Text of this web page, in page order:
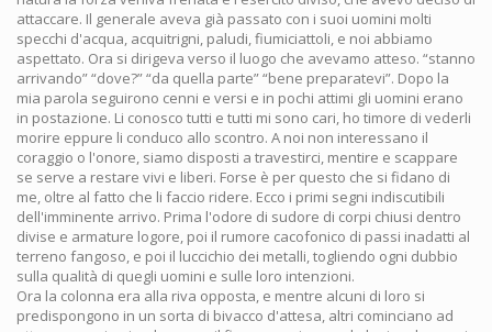
attaccare. Il generale aveva già passato con i suoi uomini molti
specchi d'acqua, acquitrigni, paludi, fiumiciattoli, e noi abbiamo
aspettato. Ora si dirigeva verso il luogo che avevamo atteso. “stanno
arrivando” “dove?” “da quella parte” “bene preparatevi”. Dopo la
mia parola seguirono cenni e versi e in pochi attimi gli uomini erano
in postazione. Li conosco tutti e tutti mi sono cari, ho timore di vederli
morire eppure li conduco allo scontro. A noi non interessano il
coraggio o l'onore, siamo disposti a travestirci, mentire e scappare
se serve a restare vivi e liberi. Forse è per questo che si fidano di
me, oltre al fatto che li faccio ridere. Ecco i primi segni indiscutibili
dell'imminente arrivo. Prima l'odore di sudore di corpi chiusi dentro
divise e armature logore, poi il rumore cacofonico di passi inadatti al
terreno fangoso, e poi il luccichio dei metalli, togliendo ogni dubbio
sulla qualità di quegli uomini e sulle loro intenzioni.
Ora la colonna era alla riva opposta, e mentre alcuni di loro si
predispongono in un sorta di bivacco d'attesa, altri cominciano ad